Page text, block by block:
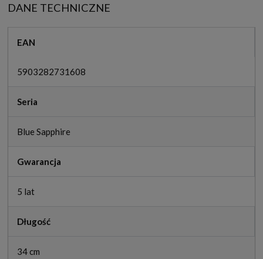
DANE TECHNICZNE
EAN
5903282731608
Seria
Blue Sapphire
Gwarancja
5 lat
Długość
34 cm